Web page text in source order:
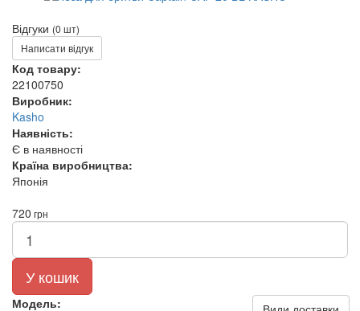
Відгуки (0 шт)
Написати відгук
Код товару:
22100750
Виробник:
Kasho
Наявність:
Є в наявності
Країна виробництва:
Японія
720 грн
У кошик
Модель: